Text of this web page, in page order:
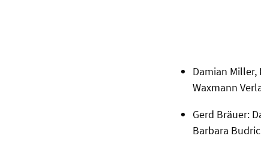
Damian
Waxmann
Gerd Bräuer:
Barbara